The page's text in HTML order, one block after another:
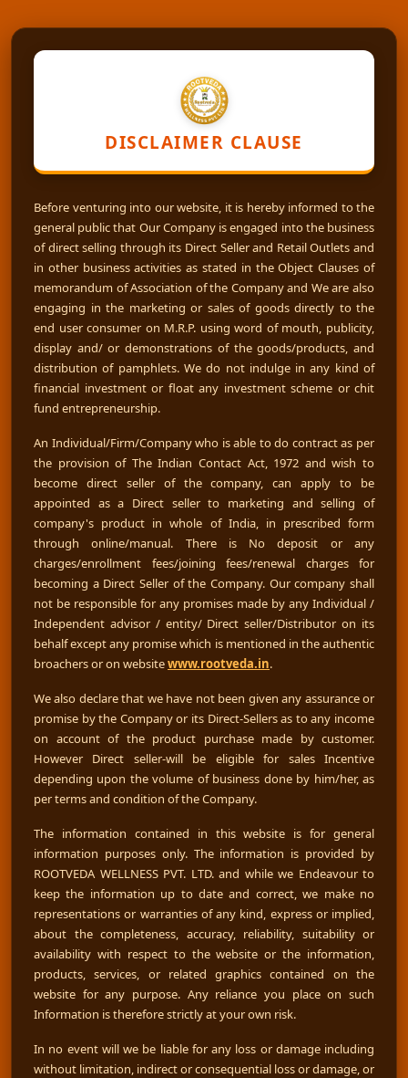
DISCLAIMER CLAUSE
Before venturing into our website, it is hereby informed to the
general public that Our Company is engaged into the business
of direct selling through its Direct Seller and Retail Outlets and
in other business activities as stated in the Object Clauses of
memorandum of Association of the Company and We are also
engaging in the marketing or sales of goods directly to the
end user consumer on M.R.P. using word of mouth, publicity,
display and/ or demonstrations of the goods/products, and
distribution of pamphlets. We do not indulge in any kind of
financial investment or float any investment scheme or chit
fund entrepreneurship.
An Individual/Firm/Company who is able to do contract as per
the provision of The Indian Contact Act, 1972 and wish to
become direct seller of the company, can apply to be
appointed as a Direct seller to marketing and selling of
company's product in whole of India, in prescribed form
through online/manual. There is No deposit or any
charges/enrollment fees/joining fees/renewal charges for
becoming a Direct Seller of the Company. Our company shall
not be responsible for any promises made by any Individual /
Independent advisor / entity/ Direct seller/Distributor on its
behalf except any promise which is mentioned in the authentic
broachers or on websitewww.rootveda.in.
We also declare that we have not been given any assurance or
promise by the Company or its Direct-Sellers as to any income
on account of the product purchase made by customer.
However Direct seller-will be eligible for sales Incentive
depending upon the volume of business done by him/her, as
per terms and condition of the Company.
The information contained in this website is for general
information purposes only. The information is provided by
ROOTVEDA WELLNESS PVT. LTD. and while we Endeavour to
keep the information up to date and correct, we make no
representations or warranties of any kind, express or implied,
about the completeness, accuracy, reliability, suitability or
availability with respect to the website or the information,
products, services, or related graphics contained on the
website for any purpose. Any reliance you place on such
Information is therefore strictly at your own risk.
In no event will we be liable for any loss or damage including
without limitation, indirect or consequential loss or damage, or